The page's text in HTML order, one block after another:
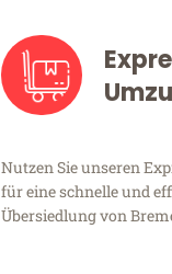
Nutzen Sie unseren
für eine schnelle und
Übersiedlung von